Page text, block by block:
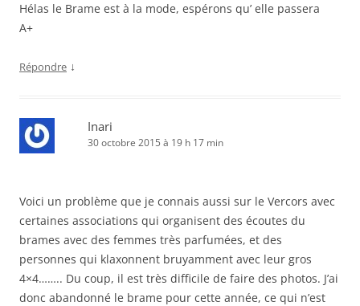
Hélas le Brame est à la mode, espérons qu’ elle passera
A+
Répondre ↓
Inari
30 octobre 2015 à 19 h 17 min
Voici un problème que je connais aussi sur le Vercors avec
certaines associations qui organisent des écoutes du
brames avec des femmes très parfumées, et des
personnes qui klaxonnent bruyamment avec leur gros
4×4…….. Du coup, il est très difficile de faire des photos. J’ai
donc abandonné le brame pour cette année, ce qui n’est